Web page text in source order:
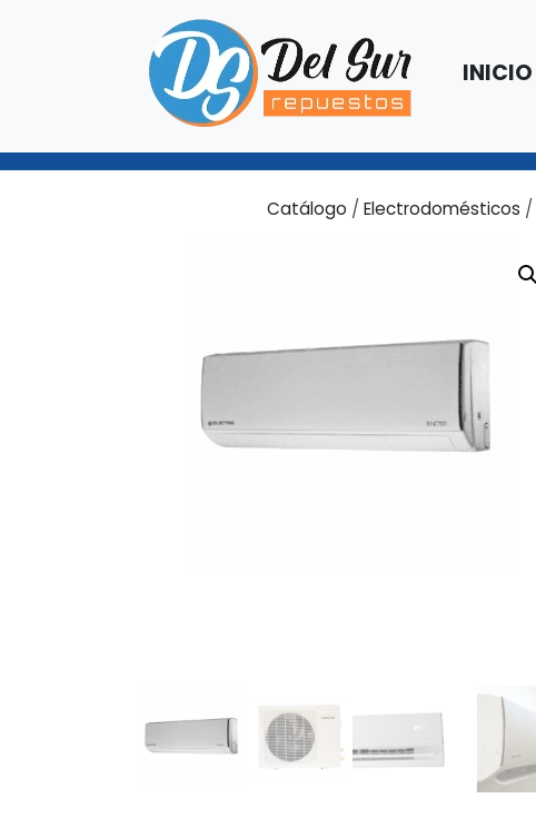
INICIO
Catálogo / Electrodomésticos /